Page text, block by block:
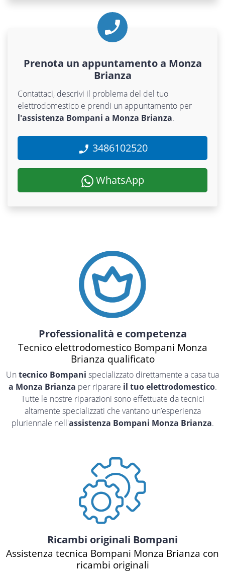
Prenota un appuntamento a Monza
Brianza
Contattaci, descrivi il problema del del tuo
elettrodomestico e prendi un appuntamento per
l'assistenza Bompani a Monza Brianza.
3486102520
WhatsApp
Professionalità e competenza
Tecnico elettrodomestico Bompani Monza
Brianza qualificato
Un tecnico Bompani specializzato direttamente a casa tua
a Monza Brianza per riparare il tuo elettrodomestico.
Tutte le nostre riparazioni sono effettuate da tecnici
altamente specializzati che vantano un’esperienza
pluriennale nell'assistenza Bompani Monza Brianza.
Ricambi originali Bompani
Assistenza tecnica Bompani Monza Brianza con
ricambi originali